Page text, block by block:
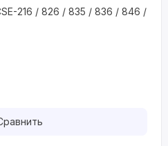
216 / 826 / 835 / 836 / 846 /